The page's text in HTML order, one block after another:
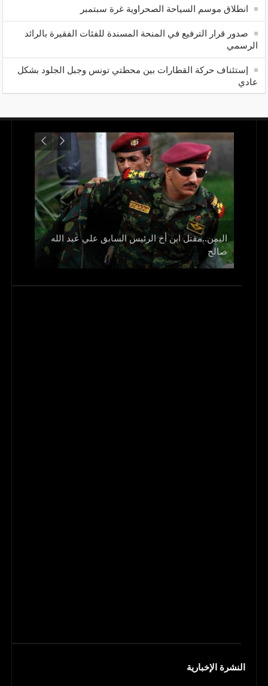
انطلاق موسم السياحة الصحراوية غرة سبتمبر
صدور قرار الترفيع في المنحة المسندة للفئات الفقيرة بالرائد
الرسمي
إستئناف حركة القطارات بين محطتي تونس وجبل الجلود بشكل
عادي
اليمن..مقتل ابن أخ الرئيس السابق علي عبد الله
صالح
النشرة الإخبارية